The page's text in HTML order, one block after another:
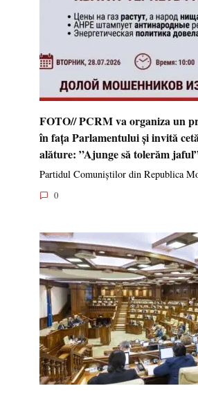
FOTO// PCRM va organiza un
în fața Parlamentului și invită
alăture: ”Ajunge să tolerăm
Partidul Comuniștilor din Republica
0